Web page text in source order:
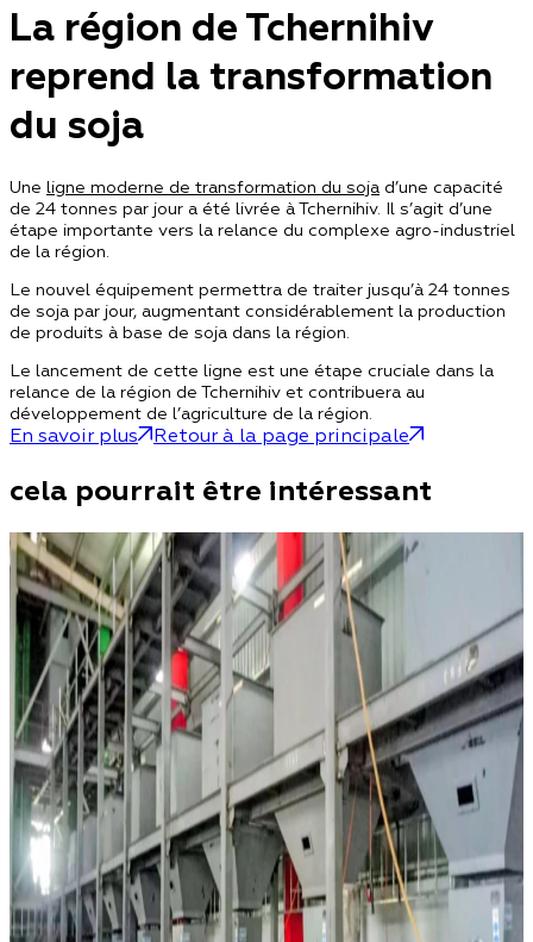
La région de Tchernihiv
reprend la transformation
du soja
Une ligne moderne de transformation du soja d’une capacité
de 24 tonnes par jour a été livrée à Tchernihiv. Il s’agit d’une
étape importante vers la relance du complexe agro-industriel
de la région.
Le nouvel équipement permettra de traiter jusqu’à 24 tonnes
de soja par jour, augmentant considérablement la production
de produits à base de soja dans la région.
Le lancement de cette ligne est une étape cruciale dans la
relance de la région de Tchernihiv et contribuera au
développement de l’agriculture de la région.
En savoir plus Retour à la page principale
cela pourrait être intéressant